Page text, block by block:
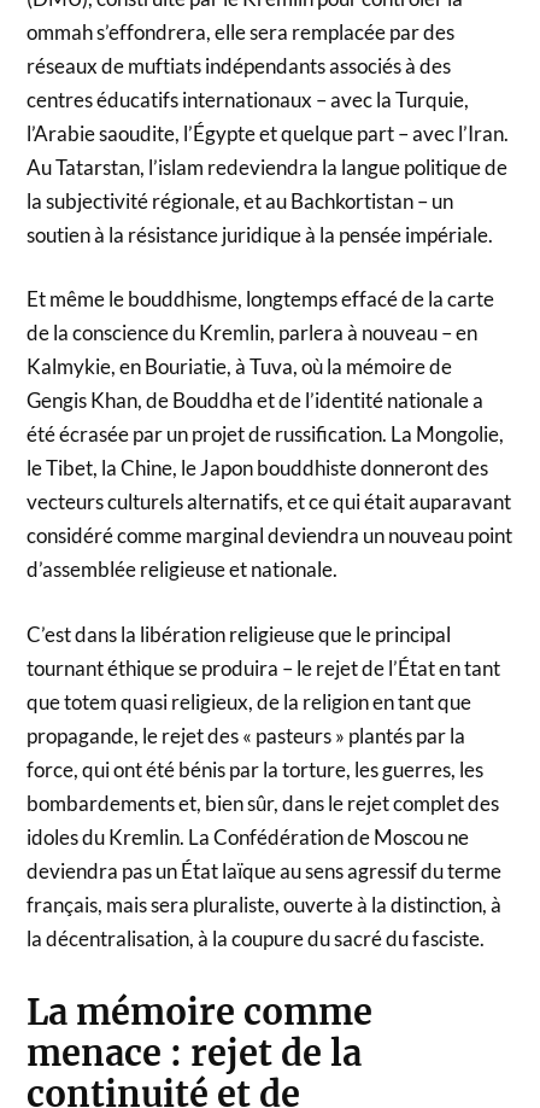
ommah s’effondrera, elle sera remplacée par des
réseaux de muftiats indépendants associés à des
centres éducatifs internationaux – avec la Turquie,
l’Arabie saoudite, l’Égypte et quelque part – avec l’Iran.
Au Tatarstan, l’islam redeviendra la langue politique de
la subjectivité régionale, et au Bachkortistan – un
soutien à la résistance juridique à la pensée impériale.
Et même le bouddhisme, longtemps effacé de la carte
de la conscience du Kremlin, parlera à nouveau – en
Kalmykie, en Bouriatie, à Tuva, où la mémoire de
Gengis Khan, de Bouddha et de l’identité nationale a
été écrasée par un projet de russification. La Mongolie,
le Tibet, la Chine, le Japon bouddhiste donneront des
vecteurs culturels alternatifs, et ce qui était auparavant
considéré comme marginal deviendra un nouveau point
d’assemblée religieuse et nationale.
C’est dans la libération religieuse que le principal
tournant éthique se produira – le rejet de l’État en tant
que totem quasi religieux, de la religion en tant que
propagande, le rejet des « pasteurs » plantés par la
force, qui ont été bénis par la torture, les guerres, les
bombardements et, bien sûr, dans le rejet complet des
idoles du Kremlin. La Confédération de Moscou ne
deviendra pas un État laïque au sens agressif du terme
français, mais sera pluraliste, ouverte à la distinction, à
la décentralisation, à la coupure du sacré du fasciste.
La mémoire comme
menace : rejet de la
continuité et de